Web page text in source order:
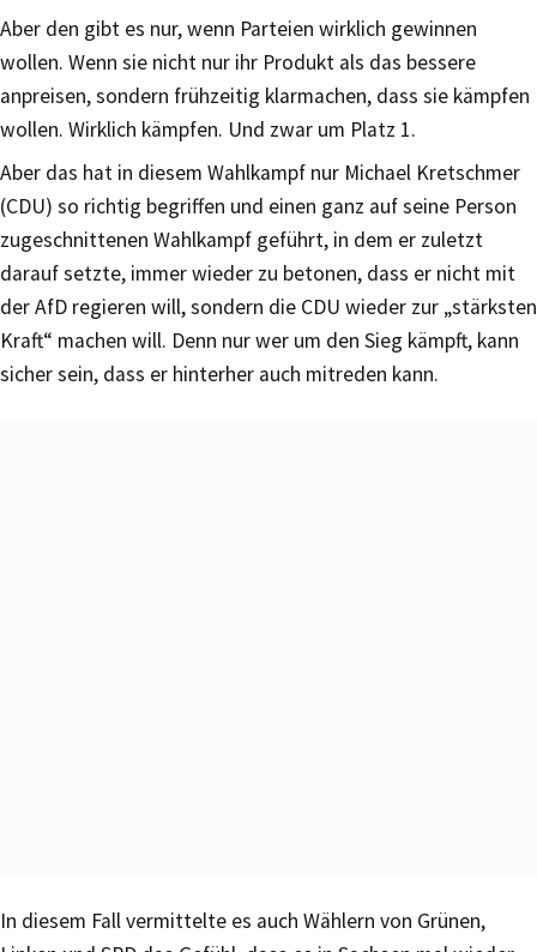
Aber den gibt es nur, wenn Parteien wirklich gewinnen
wollen. Wenn sie nicht nur ihr Produkt als das bessere
anpreisen, sondern frühzeitig klarmachen, dass sie kämpfen
wollen. Wirklich kämpfen. Und zwar um Platz 1.
Aber das hat in diesem Wahlkampf nur Michael Kretschmer
(CDU) so richtig begriffen und einen ganz auf seine Person
zugeschnittenen Wahlkampf geführt, in dem er zuletzt
darauf setzte, immer wieder zu betonen, dass er nicht mit
der AfD regieren will, sondern die CDU wieder zur „stärksten
Kraft“ machen will. Denn nur wer um den Sieg kämpft, kann
sicher sein, dass er hinterher auch mitreden kann.
In diesem Fall vermittelte es auch Wählern von Grünen,